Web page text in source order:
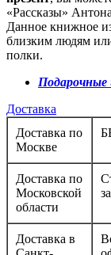
«Рассказы»
Данное книжное
близким людям
полки.
Подарочные
Доставка
Доставка по
Москве
Доставка по
Московской
области
Доставка в